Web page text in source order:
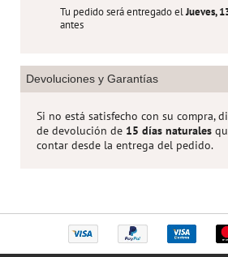
Tu pedido será entregado elJueves,
antes
Devoluciones y Garantías
Si no está satisfecho con su compra,
de devolución de 15 días naturales
contar desde la entrega del pedido.